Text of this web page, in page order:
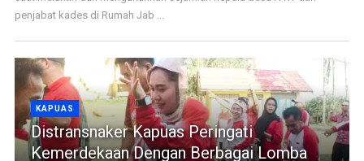
penjabat kades di Rumah Jab ...
KAPUAS
Distransnaker Kapuas Peringati
Kemerdekaan Dengan Berbagai Lomba